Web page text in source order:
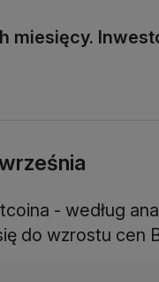
miesięcy.
- według
do wzrostu cen